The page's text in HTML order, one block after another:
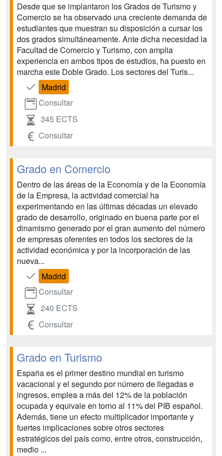
Desde que se implantaron los Grados de Turismo y
Comercio se ha observado una creciente demanda de
estudiantes que muestran su disposición a cursar los
dos grados simultáneamente. Ante dicha necesidad la
Facultad de Comercio y Turismo, con amplia
experiencia en ambos tipos de estudios, ha puesto en
marcha este Doble Grado. Los sectores del Turis...
Madrid
Consultar
345 ECTS
Consultar
Grado en Comercio
Dentro de las áreas de la Economía y de la Economía
de la Empresa, la actividad comercial ha
experimentando en las últimas décadas un elevado
grado de desarrollo, originado en buena parte por el
dinamismo generado por el gran aumento del número
de empresas oferentes en todos los sectores de la
actividad económica y por la incorporación de las
nueva...
Madrid
Consultar
240 ECTS
Consultar
Grado en Turismo
España es el primer destino mundial en turismo
vacacional y el segundo por número de llegadas e
ingresos, emplea a más del 12% de la población
ocupada y equivale en torno al 11% del PIB español.
Además, tiene un efecto multiplicador importante y
fuertes implicaciones sobre otros sectores
estratégicos del país como, entre otros, construcción,
medio ...